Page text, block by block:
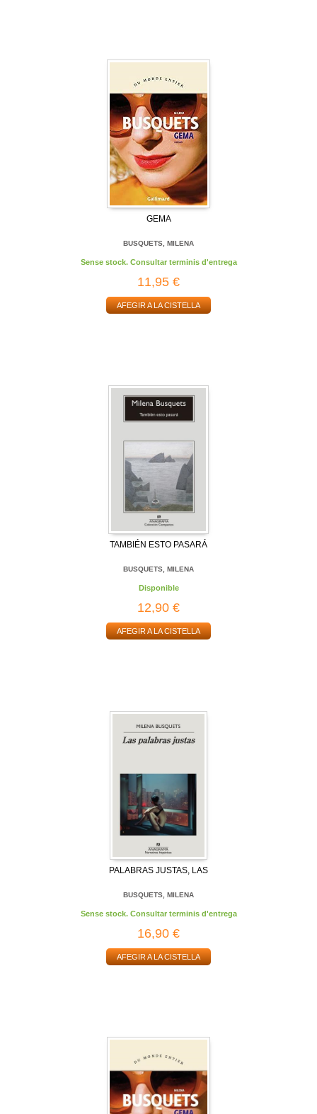
GEMA
BUSQUETS, MILENA
Sense stock. Consultar terminis d'entrega
11,95 €
AFEGIR A LA CISTELLA
TAMBIÉN ESTO PASARÁ
BUSQUETS, MILENA
Disponible
12,90 €
AFEGIR A LA CISTELLA
PALABRAS JUSTAS, LAS
BUSQUETS, MILENA
Sense stock. Consultar terminis d'entrega
16,90 €
AFEGIR A LA CISTELLA